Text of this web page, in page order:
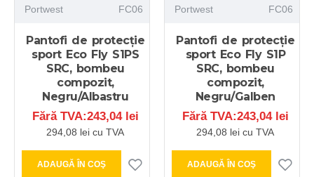
Portwest FC06
Pantofi de protecție
sport Eco Fly S1PS
SRC, bombeu
compozit,
Negru/Albastru
Fără TVA:243,04 lei
294,08 lei cu TVA
ADAUGĂ ÎN COŞ
Portwest FC06
Pantofi de protecție
sport Eco Fly S1P
SRC, bombeu
compozit,
Negru/Galben
Fără TVA:243,04 lei
294,08 lei cu TVA
ADAUGĂ ÎN COŞ